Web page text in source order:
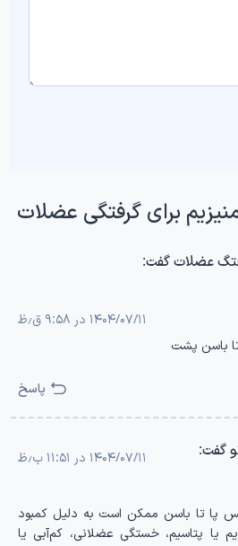
منیزیم برای گرفتگی عضلات
عضلاتگفت:
۱۴۰۴/۰۷/۱۱ در ۹:۵۸ ق٫ظ
باسن پشت
پاسخ
گفت: ۱۴۰۴/۰۷/۱۱ در ۱۱:۵۱ ب٫ظ
پا تا باسن ممکن است به دلیل کمبود
یا پتاسیم، خستگی عضلانی، کم‌آبی یا